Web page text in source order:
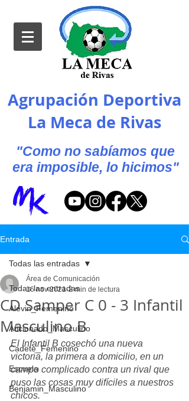
Agrupación Deportiva
La Meca de Rivas
"Como no sabíamos que
era imposible, lo hicimos"
Entrada
Todas las entradas
Alevin_Femenino
Aficionado_Masculino
Cadete_Femenino
Escuela
Benjamin_Masculino
Todas las entradas
CD Samper C 0 - 3 Infantil
Masculino B
Área de Comunicación
16 nov 2021 2 min de lectura
El Infantil B cosechó una nueva
victoria, la primera a domicilio, en un
campo complicado contra un rival que
puso las cosas muy difíciles a nuestros
chicos.